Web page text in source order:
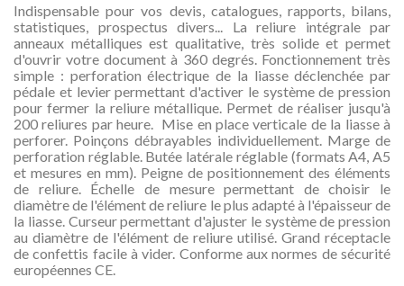
Indispensable pour vos devis, catalogues, rapports, bilans,
statistiques, prospectus divers... La reliure intégrale par
anneaux métalliques est qualitative, très solide et permet
d'ouvrir votre document à 360 degrés. Fonctionnement très
simple : perforation électrique de la liasse déclenchée par
pédale et levier permettant d'activer le système de pression
pour fermer la reliure métallique. Permet de réaliser jusqu'à
200 reliures par heure. Mise en place verticale de la liasse à
perforer. Poinçons débrayables individuellement. Marge de
perforation réglable. Butée latérale réglable (formats A4, A5
et mesures en mm). Peigne de positionnement des éléments
de reliure. Échelle de mesure permettant de choisir le
diamètre de l'élément de reliure le plus adapté à l'épaisseur de
la liasse. Curseur permettant d'ajuster le système de pression
au diamètre de l'élément de reliure utilisé. Grand réceptacle
de confettis facile à vider. Conforme aux normes de sécurité
européennes CE.